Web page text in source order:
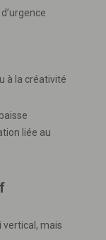
à la créativité
liée au
vertical, mais